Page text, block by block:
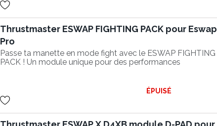
Thrustmaster ESWAP FIGHTING PACK pour Eswap
Pro
Passe ta manette en mode fight avec le ESWAP FIGHTING
PACK ! Un module unique pour des performances
ÉPUISÉ